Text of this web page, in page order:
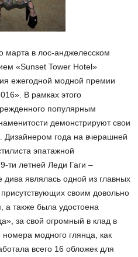
марта в лос-анджелесском
«Sunset Tower Hotel»
ежегодной модной премии
В рамках этого
популярным
демонстрируют свои
года на вчерашней
эпатажной
ти летней Леди Гаги –
являлась одной из главных
своим довольно
также была удостоена
за свой огромный в клад в
номера модного глянца, как
всего 16 обложек для